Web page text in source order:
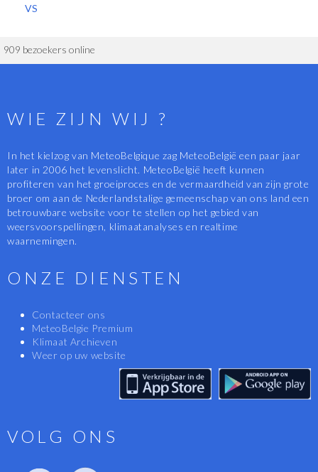
VS
909 bezoekers online
WIE ZIJN WIJ ?
In het kielzog van MeteoBelgique zag MeteoBelgië een paar jaar
later in 2006 het levenslicht. MeteoBelgië heeft kunnen
profiteren van het groeiproces en de vermaardheid van zijn grote
broer om aan de Nederlandstalige gemeenschap van ons land een
betrouwbare website voor te stellen op het gebied van
weersvoorspellingen, klimaatanalyses en realtime
waarnemingen.
ONZE DIENSTEN
Contacteer ons
MeteoBelgie Premium
Klimaat Archieven
Weer op uw website
VOLG ONS